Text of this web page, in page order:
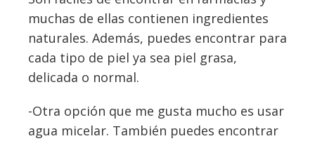
muchas de ellas contienen ingredientes
naturales. Además, puedes encontrar para
cada tipo de piel ya sea piel grasa,
delicada o normal.
-Otra opción que me gusta mucho es usar
agua micelar. También puedes encontrar